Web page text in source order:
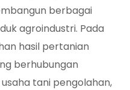
berbagai
agroindustri. Pada
hasil pertanian
berhubungan
tani pengolahan,